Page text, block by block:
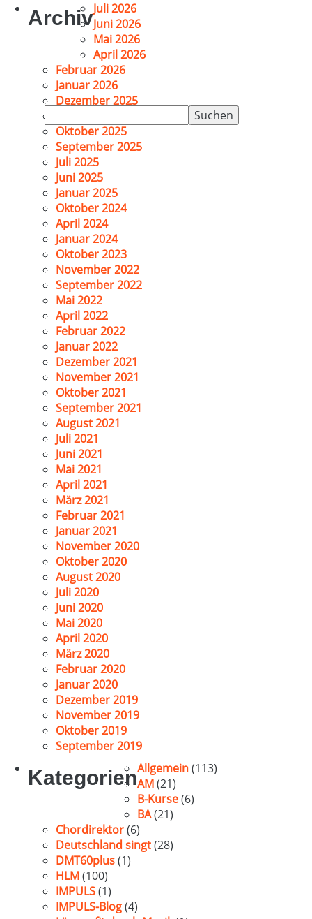
Suchen
nach:
ArchivJuli 2026
Juni 2026
Mai 2026
April 2026
Februar 2026
Januar 2026
Dezember 2025
Oktober 2025
September 2025
Juli 2025
Juni 2025
Januar 2025
Oktober 2024
April 2024
Januar 2024
Oktober 2023
November 2022
September 2022
Mai 2022
April 2022
Februar 2022
Januar 2022
Dezember 2021
November 2021
Oktober 2021
September 2021
August 2021
Juli 2021
Juni 2021
Mai 2021
April 2021
März 2021
Februar 2021
Januar 2021
November 2020
Oktober 2020
August 2020
Juli 2020
Juni 2020
Mai 2020
April 2020
März 2020
Februar 2020
Januar 2020
Dezember 2019
November 2019
Oktober 2019
September 2019
KategorienAllgemein(113)
AM(21)
B-Kurse(6)
BA(21)
Chordirektor(6)
Deutschland singt(28)
DMT60plus(1)
HLM(100)
IMPULS(1)
IMPULS-Blog(4)